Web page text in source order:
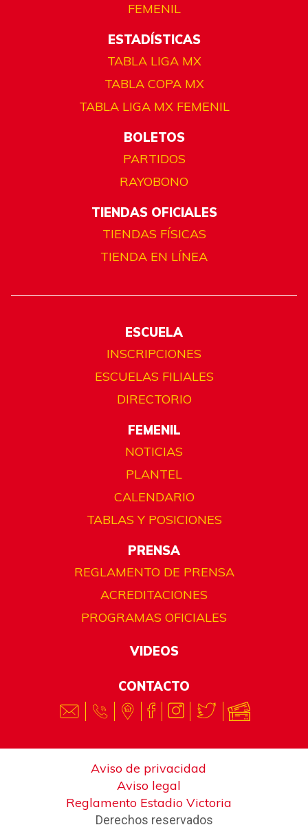
FEMENIL
ESTADÍSTICAS
TABLA LIGA MX
TABLA COPA MX
TABLA LIGA MX FEMENIL
BOLETOS
PARTIDOS
RAYOBONO
TIENDAS OFICIALES
TIENDAS FÍSICAS
TIENDA EN LÍNEA
ESCUELA
INSCRIPCIONES
ESCUELAS FILIALES
DIRECTORIO
FEMENIL
NOTICIAS
PLANTEL
CALENDARIO
TABLAS Y POSICIONES
PRENSA
REGLAMENTO DE PRENSA
ACREDITACIONES
PROGRAMAS OFICIALES
VIDEOS
CONTACTO
Aviso de privacidad
Aviso legal
Reglamento Estadio Victoria
Derechos reservados